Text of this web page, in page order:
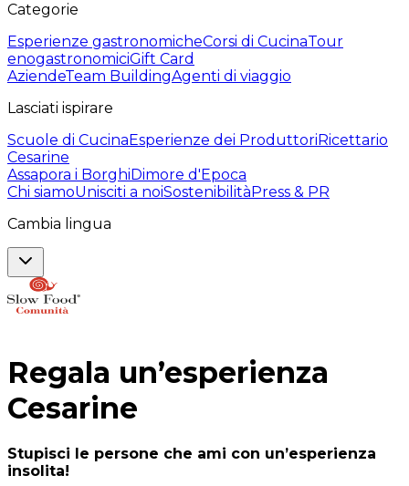
Categorie
Esperienze gastronomicheCorsi di CucinaTour
enogastronomiciGift Card
AziendeTeam BuildingAgenti di viaggio
Lasciati ispirare
Scuole di CucinaEsperienze dei ProduttoriRicettario
Cesarine
Assapora i BorghiDimore d'Epoca
Chi siamoUnisciti a noiSostenibilitàPress & PR
Cambia lingua
Regala un’esperienza
Cesarine
Stupisci le persone che ami con un’esperienza
insolita!